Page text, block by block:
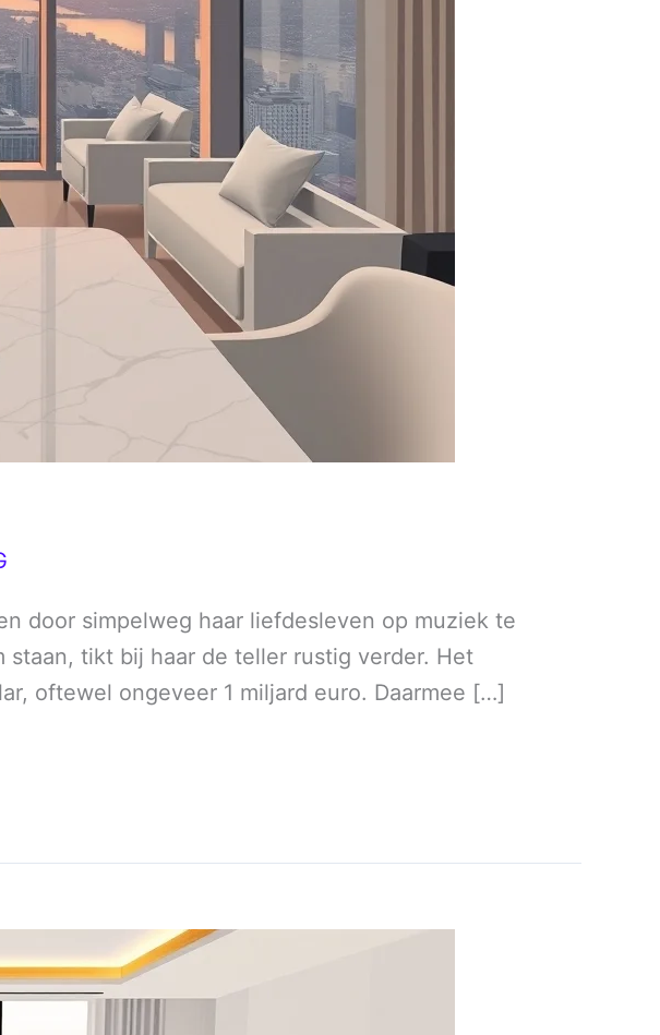
door simpelweg haar liefdesleven op muziek te
tikt bij haar de teller rustig verder. Het
oftewel ongeveer 1 miljard euro. Daarmee […]